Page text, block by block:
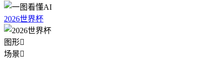
2026世界杯
图形
场景